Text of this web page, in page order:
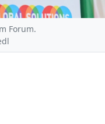
Forum.